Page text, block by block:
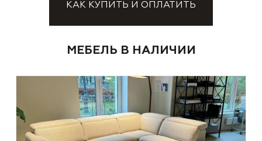
КАК КУПИТЬ И ОПЛАТИТЬ
МЕБЕЛЬ В НАЛИЧИИ